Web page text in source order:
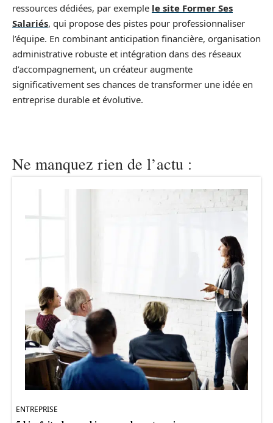
ressources dédiées, par exemple le site Former Ses
Salariés, qui propose des pistes pour professionnaliser
l’équipe. En combinant anticipation financière, organisation
administrative robuste et intégration dans des réseaux
d’accompagnement, un créateur augmente
significativement ses chances de transformer une idée en
entreprise durable et évolutive.
Ne manquez rien de l’actu :
ENTREPRISE